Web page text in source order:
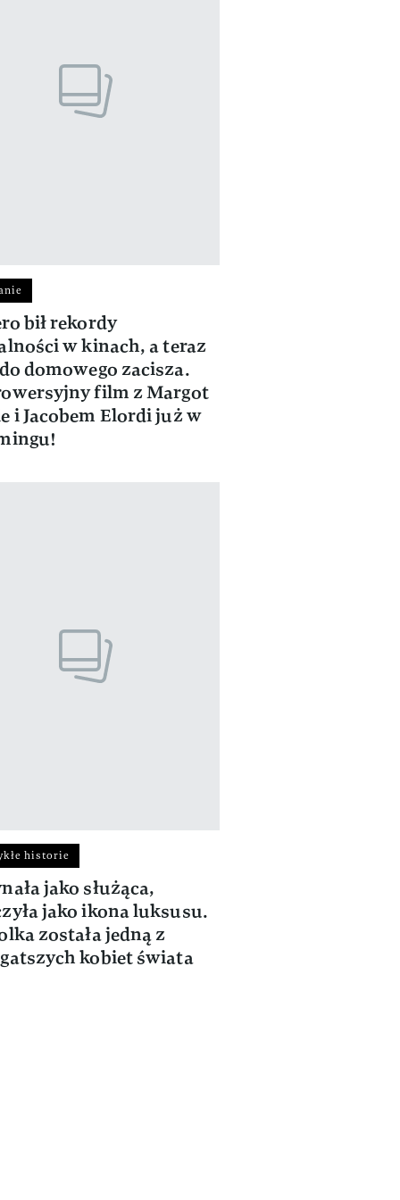
bił rekordy
w kinach, a teraz
domowego zacisza.
film z Margot
i Jacobem Elordi już w
historie
jako służąca,
jako ikona luksusu.
została jedną z
kobiet świata